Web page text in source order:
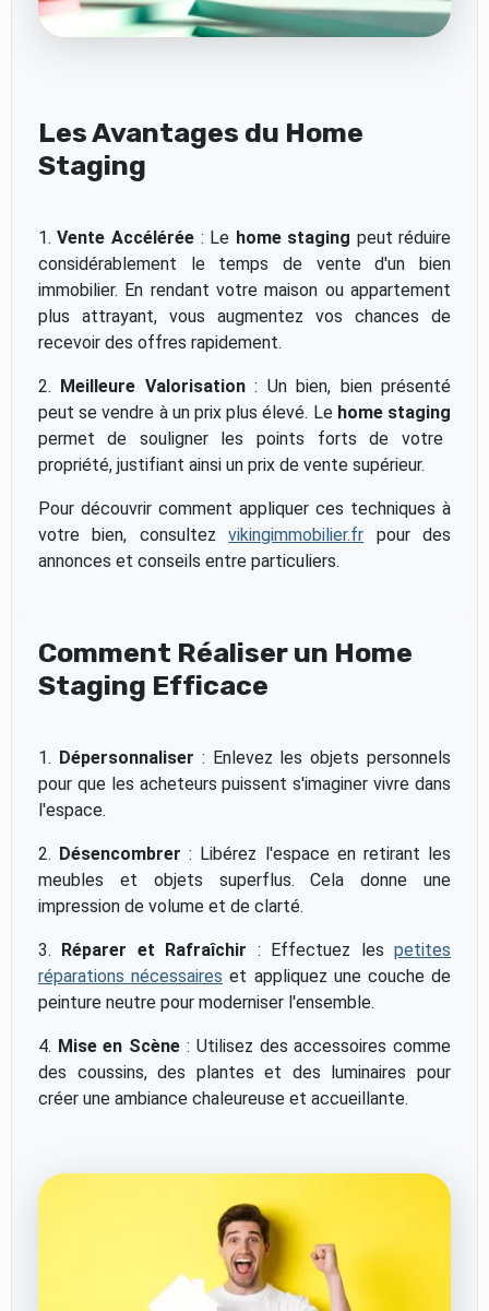
Les Avantages du Home
Staging
1.Vente Accélérée: Le home staging peut réduire
considérablement le temps de vente d'un bien
immobilier. En rendant votre maison ou appartement
plus attrayant, vous augmentez vos chances de
recevoir des offres rapidement.
2. Meilleure Valorisation: Un bien, bien présenté
peut se vendre à un prix plus élevé. Le home staging
permet de souligner les points forts de votre
propriété, justifiant ainsi un prix de vente supérieur.
Pour découvrir comment appliquer ces techniques à
votre bien, consultezvikingimmobilier.fr pour des
annonces et conseils entre particuliers.
Comment Réaliser un Home
Staging Efficace
1. Dépersonnaliser : Enlevez les objets personnels
pour que les acheteurs puissent s'imaginer vivre dans
l'espace.
2. Désencombrer : Libérez l'espace en retirant les
meubles et objets superflus. Cela donne une
impression de volume et de clarté.
3. Réparer et Rafraîchir : Effectuez lespetites
réparations nécessaires et appliquez une couche de
peinture neutre pour moderniser l'ensemble.
4. Mise en Scène : Utilisez des accessoires comme
des coussins, des plantes et des luminaires pour
créer une ambiance chaleureuse et accueillante.